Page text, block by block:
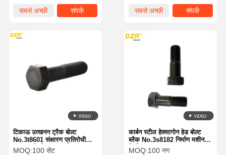
सबसे अच्छी
संपर्क
सबसे अच्छी
संपर्क
टिकाऊ उत्खनन ट्रैक बोल्ट
No.3t8601 संक्षारण प्रतिरोधी
उत्खनन के लिए
MOQ:100 सेट
कार्बन स्टील हेक्सागोन हेड बोल्ट
ब्लैक No.3s8182 निर्माण मशीनरी
के लिए
MOQ:100 नग